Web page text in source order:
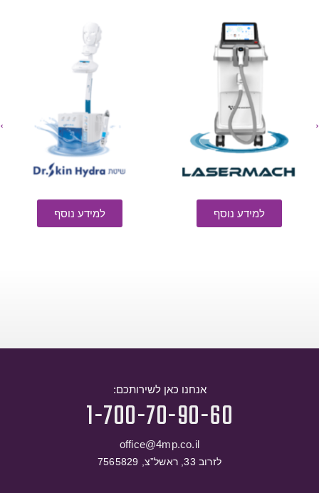
למידע נוסף למידע נוסף
אנחנו כאן לשירותכם:
1-700-70-90-60
office@4mp.co.il
לזרוב 33, ראשל”צ, 7565829